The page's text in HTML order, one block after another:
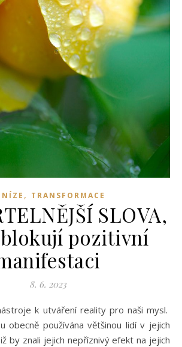
, TRANSFORMACE
SLOVA,
pozitivní
8. 6. 2023
obecně používána většinou lidí v jejich
by znali jejich nepříznivý efekt na jejich